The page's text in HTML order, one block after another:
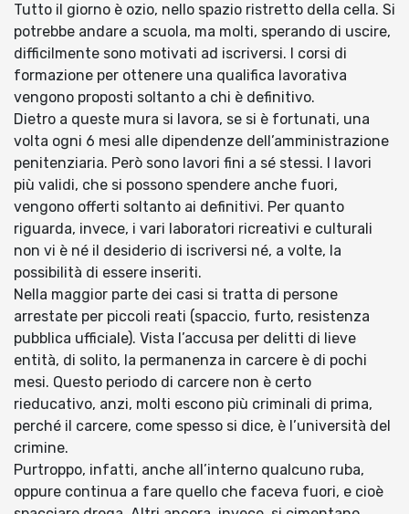
Tutto il giorno è ozio, nello spazio ristretto della cella. Si
potrebbe andare a scuola, ma molti, sperando di uscire,
difficilmente sono motivati ad iscriversi. I corsi di
formazione per ottenere una qualifica lavorativa
vengono proposti soltanto a chi è definitivo.
Dietro a queste mura si lavora, se si è fortunati, una
volta ogni 6 mesi alle dipendenze dell’amministrazione
penitenziaria. Però sono lavori fini a sé stessi. I lavori
più validi, che si possono spendere anche fuori,
vengono offerti soltanto ai definitivi. Per quanto
riguarda, invece, i vari laboratori ricreativi e culturali
non vi è né il desiderio di iscriversi né, a volte, la
possibilità di essere inseriti.
Nella maggior parte dei casi si tratta di persone
arrestate per piccoli reati (spaccio, furto, resistenza
pubblica ufficiale). Vista l’accusa per delitti di lieve
entità, di solito, la permanenza in carcere è di pochi
mesi. Questo periodo di carcere non è certo
rieducativo, anzi, molti escono più criminali di prima,
perché il carcere, come spesso si dice, è l’università del
crimine.
Purtroppo, infatti, anche all’interno qualcuno ruba,
oppure continua a fare quello che faceva fuori, e cioè